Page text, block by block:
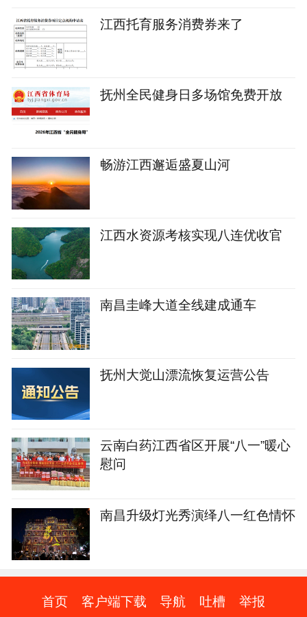
江西托育服务消费券来了
抚州全民健身日多场馆免费开放
畅游江西邂逅盛夏山河
江西水资源考核实现八连优收官
南昌圭峰大道全线建成通车
抚州大觉山漂流恢复运营公告
云南白药江西省区开展“八一”暖心
慰问
南昌升级灯光秀演绎八一红色情怀
首页 客户端下载 导航 吐槽 举报